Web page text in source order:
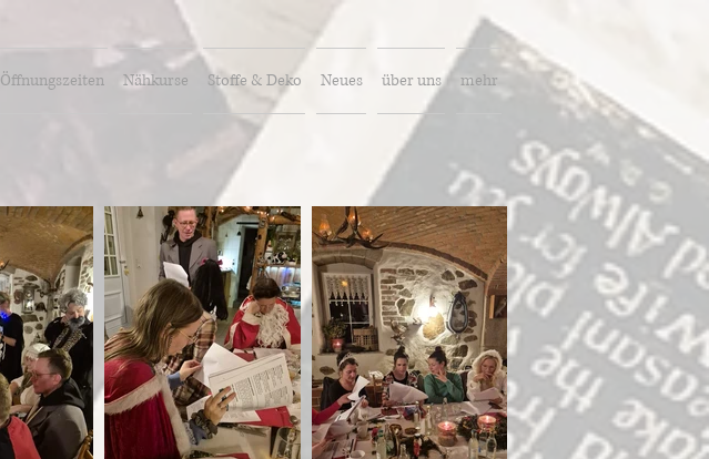
Öffnungszeiten Nähkurse Stoffe & Deko Neues über uns mehr